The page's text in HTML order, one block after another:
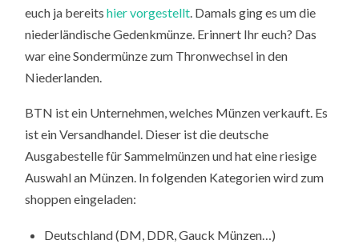
euch ja bereitshier vorgestellt . Damals ging es um die
niederländische Gedenkmünze. Erinnert Ihr euch? Das
war eine Sondermünze zum Thronwechsel in den
Niederlanden.
BTN ist ein Unternehmen, welches Münzen verkauft. Es
ist ein Versandhandel. Dieser ist die deutsche
Ausgabestelle für Sammelmünzen und hat eine riesige
Auswahl an Münzen. In folgenden Kategorien wird zum
shoppen eingeladen:
Deutschland (DM, DDR, Gauck Münzen…)